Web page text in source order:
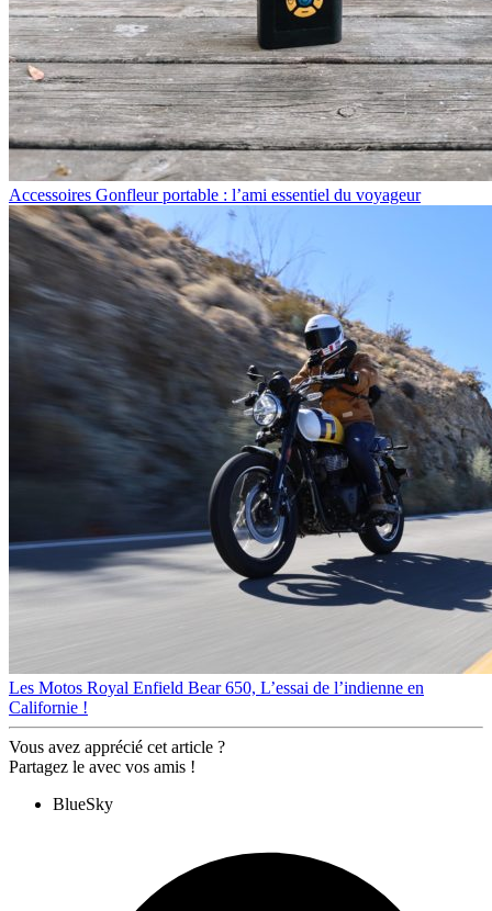
Accessoires Gonfleur portable : l’ami essentiel du voyageur
Les Motos Royal Enfield Bear 650, L’essai de l’indienne en
Californie !
Vous avez apprécié cet article ?
Partagez le avec vos amis !
BlueSky